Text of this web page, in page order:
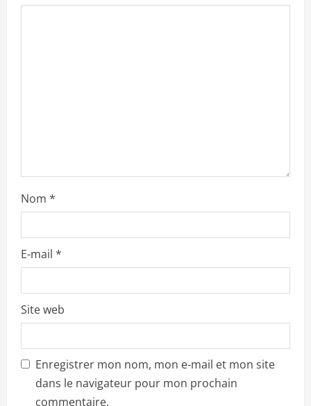
Nom *
E-mail *
Site web
Enregistrer mon nom, mon e-mail et mon site
dans le navigateur pour mon prochain
commentaire.